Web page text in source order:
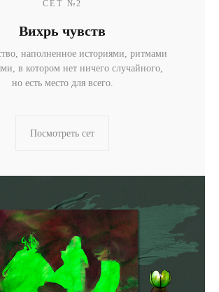
СЕТ №2
Вихрь чувств
наполненное историями, ритмами
в котором нет ничего случайного,
но есть место для всего.
Посмотреть сет